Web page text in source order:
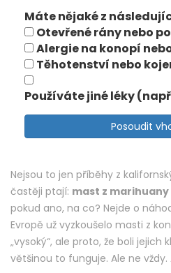
Máte nějaké z
Otevřené rány nebo
Alergie na konopí
Těhotenství nebo
Používáte jiné léky
Posoudit
Nejsou to jen příběhy z
častěji ptají: mast z marihuany
pokud ano, na co? Nejde o
Evropě už vyzkoušelo masti z
„vysoký“, ale proto, že boli jejich
většinou to funguje. Ale ne vždy.